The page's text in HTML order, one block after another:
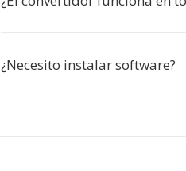
¿Necesito instalar software?